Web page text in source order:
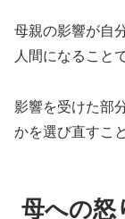
母親の影響が自
人間になること
影響を受けた部
かを選び直すこ
母への怒